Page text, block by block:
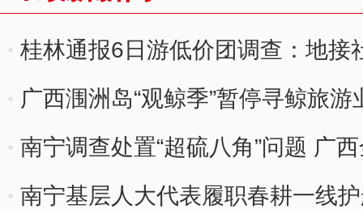
桂林通报6日游低价团调查：地接
广西涠洲岛“观鲸季”暂停寻鲸旅游
南宁调查处置“超硫八角”问题 广
南宁基层人大代表履职春耕一线